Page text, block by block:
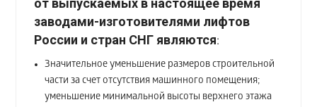
от выпускаемых в настоящее время
заводами-изготовителями лифтов
России и стран СНГ являются:
Значительное уменьшение размеров строительной
части за счет отсутствия машинного помещения;
уменьшение минимальной высоты верхнего этажа